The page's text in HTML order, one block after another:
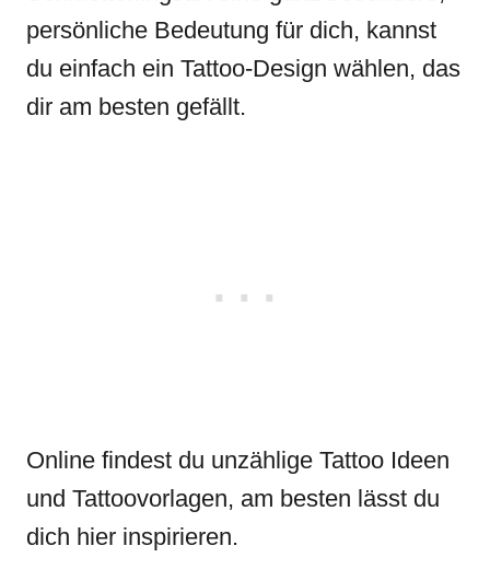
persönliche Bedeutung für dich, kannst
du einfach ein Tattoo-Design wählen, das
dir am besten gefällt.
Online findest du unzählige Tattoo Ideen
und Tattoovorlagen, am besten lässt du
dich hier inspirieren.